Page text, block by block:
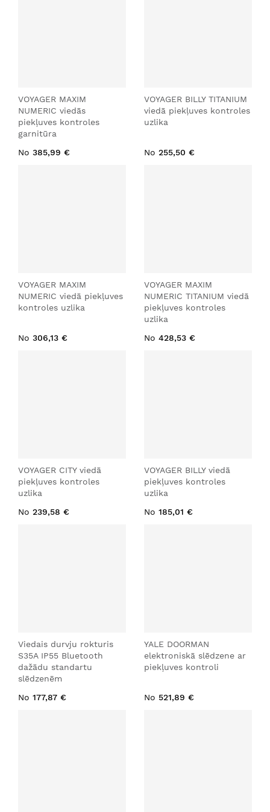
VOYAGER MAXIM
NUMERIC viedās
piekļuves kontroles
garnitūra
No 385,99 €
VOYAGER BILLY TITANIUM
viedā piekļuves kontroles
uzlika
No 255,50 €
VOYAGER MAXIM
NUMERIC viedā piekļuves
kontroles uzlika
No 306,13 €
VOYAGER MAXIM
NUMERIC TITANIUM viedā
piekļuves kontroles
uzlika
No 428,53 €
VOYAGER CITY viedā
piekļuves kontroles
uzlika
No 239,58 €
VOYAGER BILLY viedā
piekļuves kontroles
uzlika
No 185,01 €
Viedais durvju rokturis
S35A IP55 Bluetooth
dažādu standartu
slēdzenēm
No 177,87 €
YALE DOORMAN
elektroniskā slēdzene ar
piekļuves kontroli
No 521,89 €